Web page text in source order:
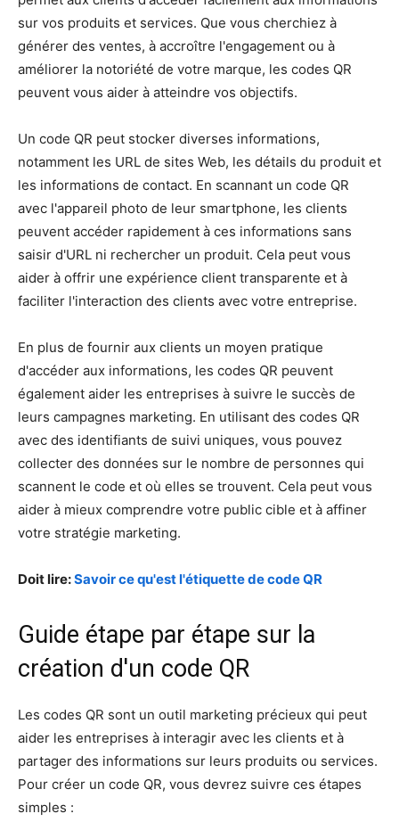
sur vos produits et services. Que vous cherchiez à
générer des ventes, à accroître l'engagement ou à
améliorer la notoriété de votre marque, les codes QR
peuvent vous aider à atteindre vos objectifs.
Un code QR peut stocker diverses informations,
notamment les URL de sites Web, les détails du produit et
les informations de contact. En scannant un code QR
avec l'appareil photo de leur smartphone, les clients
peuvent accéder rapidement à ces informations sans
saisir d'URL ni rechercher un produit. Cela peut vous
aider à offrir une expérience client transparente et à
faciliter l'interaction des clients avec votre entreprise.
En plus de fournir aux clients un moyen pratique
d'accéder aux informations, les codes QR peuvent
également aider les entreprises à suivre le succès de
leurs campagnes marketing. En utilisant des codes QR
avec des identifiants de suivi uniques, vous pouvez
collecter des données sur le nombre de personnes qui
scannent le code et où elles se trouvent. Cela peut vous
aider à mieux comprendre votre public cible et à affiner
votre stratégie marketing.
Doit lire:Savoir ce qu'est l'étiquette de code QR
Guide étape par étape sur la
création d'un code QR
Les codes QR sont un outil marketing précieux qui peut
aider les entreprises à interagir avec les clients et à
partager des informations sur leurs produits ou services.
Pour créer un code QR, vous devrez suivre ces étapes
simples :